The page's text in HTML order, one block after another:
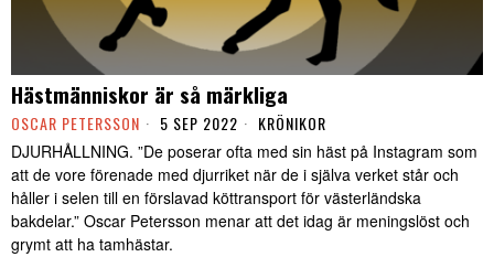
Hästmänniskor är så märkliga
OSCAR PETERSSON 5 SEP 2022 KRÖNIKOR
DJURHÅLLNING. ”De poserar ofta med sin häst på Instagram som
att de vore förenade med djurriket när de i själva verket står och
håller i selen till en förslavad köttransport för västerländska
bakdelar.” Oscar Petersson menar att det idag är meningslöst och
grymt att ha tamhästar.